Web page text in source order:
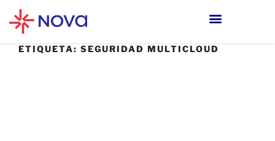
ETIQUETA: SEGURIDAD MULTICLOUD